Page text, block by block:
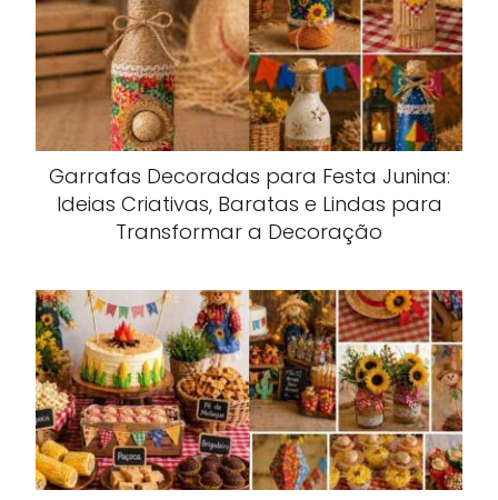
Garrafas Decoradas para Festa Junina:
Ideias Criativas, Baratas e Lindas para
Transformar a Decoração